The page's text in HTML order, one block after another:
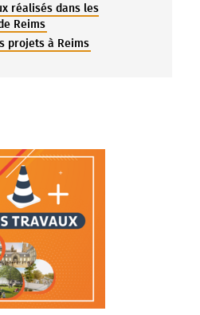
réalisés dans les
Reims
projets à Reims